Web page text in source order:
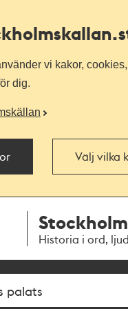
vi kakor,
dig.
Välj vilka
Historia i ord,